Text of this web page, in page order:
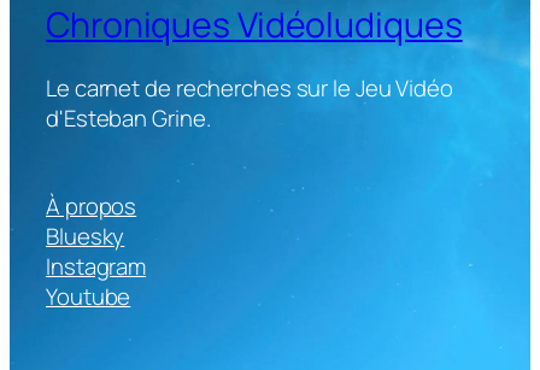
Chroniques Vidéoludiques
Le carnet de recherches sur le Jeu Vidéo
d'Esteban Grine.
À propos
Bluesky
Instagram
Youtube